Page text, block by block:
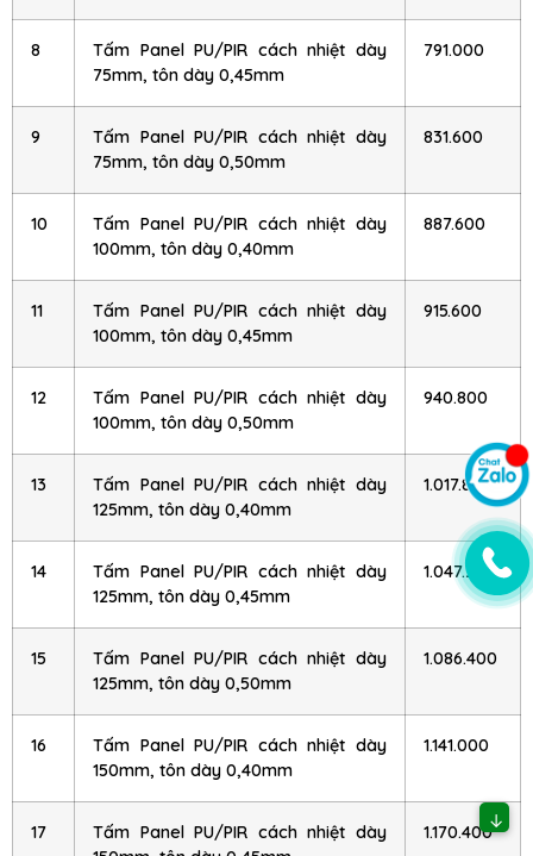
8
Tấm Panel PU/PIR cách nhiệt dày
75mm, tôn dày 0,45mm
791.000
9
Tấm Panel PU/PIR cách nhiệt dày
75mm, tôn dày 0,50mm
831.600
10
Tấm Panel PU/PIR cách nhiệt dày
100mm, tôn dày 0,40mm
887.600
11
Tấm Panel PU/PIR cách nhiệt dày
100mm, tôn dày 0,45mm
915.600
12
Tấm Panel PU/PIR cách nhiệt dày
100mm, tôn dày 0,50mm
940.800
13
Tấm Panel PU/PIR cách nhiệt dày
125mm, tôn dày 0,40mm
1.017.800
14
Tấm Panel PU/PIR cách nhiệt dày
125mm, tôn dày 0,45mm
1.047.200
15
Tấm Panel PU/PIR cách nhiệt dày
125mm, tôn dày 0,50mm
1.086.400
16
Tấm Panel PU/PIR cách nhiệt dày
150mm, tôn dày 0,40mm
1.141.000
17
Tấm Panel PU/PIR cách nhiệt dày
1.170.400
↓